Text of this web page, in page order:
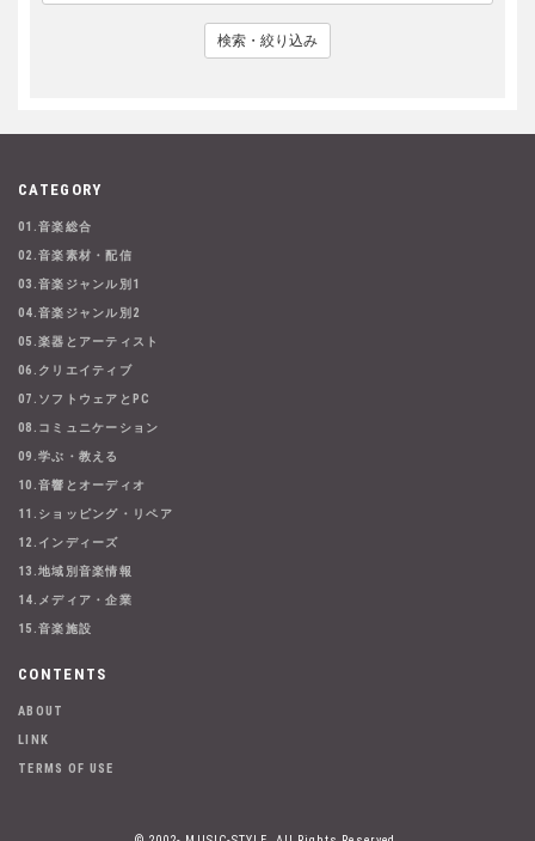
検索・絞り込み
CATEGORY
01.音楽総合
02.音楽素材・配信
03.音楽ジャンル別1
04.音楽ジャンル別2
05.楽器とアーティスト
06.クリエイティブ
07.ソフトウェアとPC
08.コミュニケーション
09.学ぶ・教える
10.音響とオーディオ
11.ショッピング・リペア
12.インディーズ
13.地域別音楽情報
14.メディア・企業
15.音楽施設
CONTENTS
ABOUT
LINK
TERMS OF USE